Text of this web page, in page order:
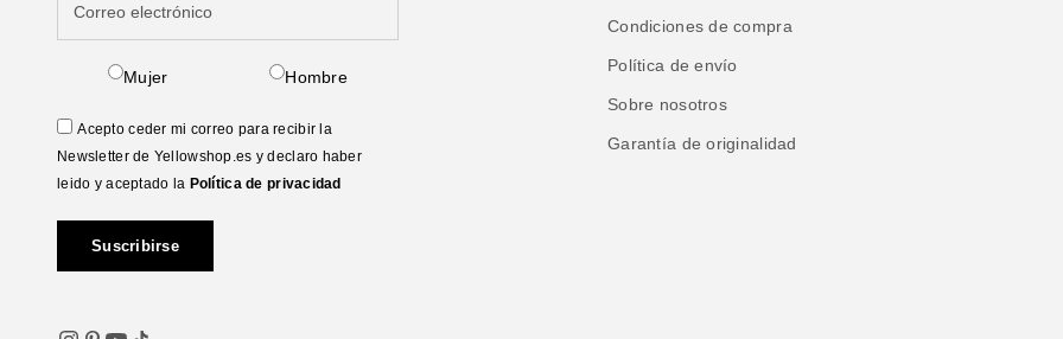
Mujer Hombre
Acepto ceder mi correo para recibir la
Newsletter de Yellowshop.es y declaro haber
leido y aceptado la Política de privacidad
Suscribirse
Condiciones de compra
Política de envío
Sobre nosotros
Garantía de originalidad